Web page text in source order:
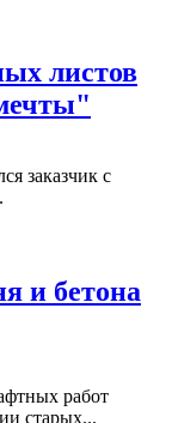
листов
заказчик с
и бетона
работ
старых...